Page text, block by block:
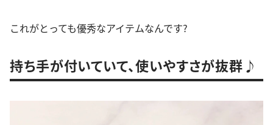
これがとっても優秀なアイテムなんです?
持ち手が付いていて、使いやすさが抜群♪